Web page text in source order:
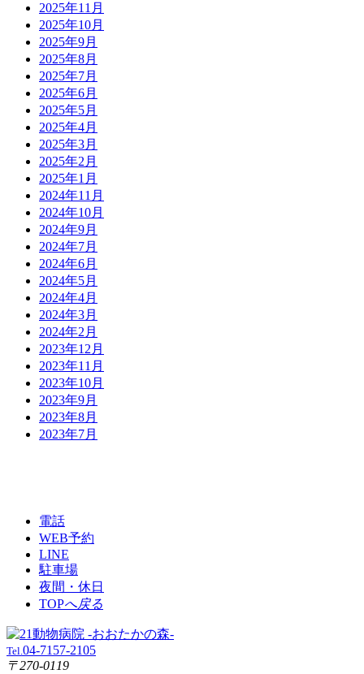
2025年11月
2025年10月
2025年9月
2025年8月
2025年7月
2025年6月
2025年5月
2025年4月
2025年3月
2025年2月
2025年1月
2024年11月
2024年10月
2024年9月
2024年7月
2024年6月
2024年5月
2024年4月
2024年3月
2024年2月
2023年12月
2023年11月
2023年10月
2023年9月
2023年8月
2023年7月
電話
WEB予約
LINE
駐車場
夜間・休日
TOPへ戻る
Tel.04-7157-2105
〒270-0119